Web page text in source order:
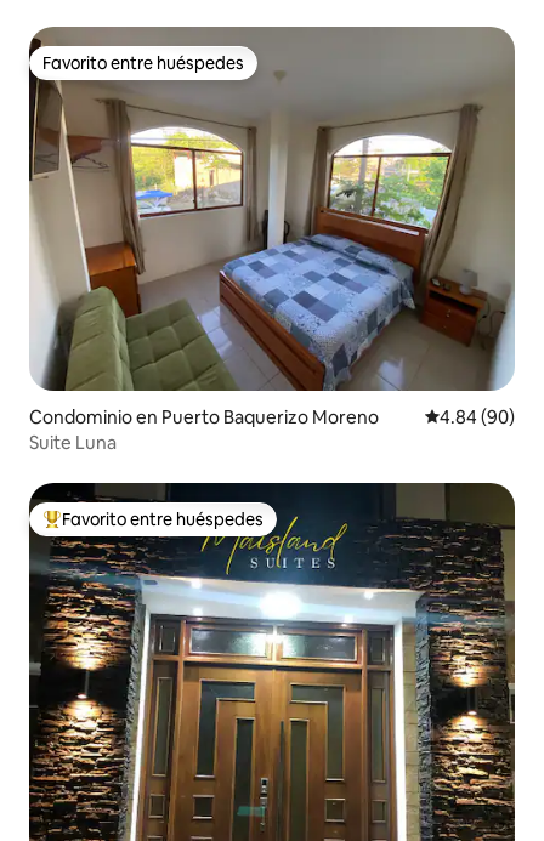
Favorito entre huéspedes
Favorito entre huéspedes
Condominio en Puerto Baquerizo Moreno Calificación
4.84 (90)
Suite Luna
De los mejores en Favorito entre huéspedes
Favorito entre huéspedes